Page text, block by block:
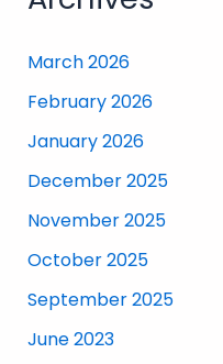
March 2026
February 2026
January 2026
December 2025
November 2025
October 2025
September 2025
June 2023